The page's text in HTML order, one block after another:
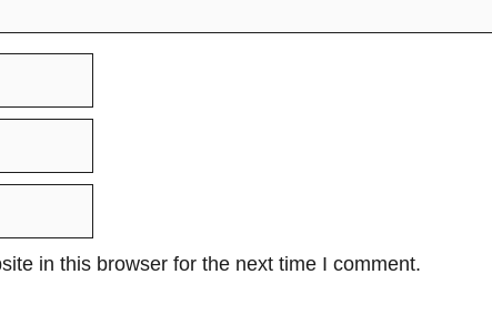
in this browser for the next time I comment.